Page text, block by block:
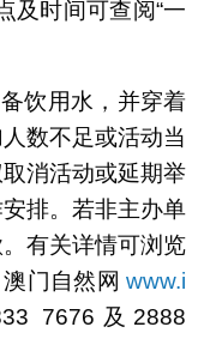
及时间可查阅“一
饮用水，并穿着
数不足或活动当
消活动或延期举
排。若非主办单
有关详情可浏览
澳门自然网www.i
7676及2888